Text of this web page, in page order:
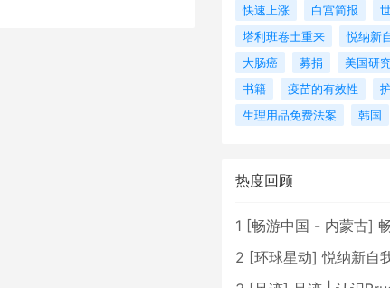
快速上涨
白宫简报
塔利班卷土重来
悦纳新
大肠癌
募捐 美国研
书籍
疫苗的有效性
生理用品免费法案
韩国
热度回顾
1 [畅游中国 - 内蒙古] 畅
2 [环球星动] 悦纳新自